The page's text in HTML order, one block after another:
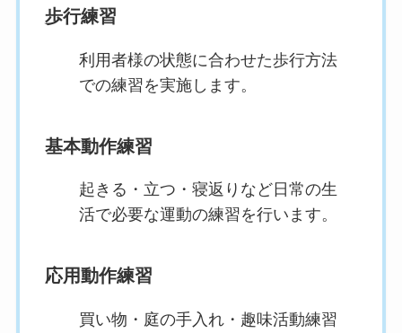
歩行練習
利用者様の状態に合わせた歩行方法
での練習を実施します。
基本動作練習
起きる・立つ・寝返りなど日常の生
活で必要な運動の練習を行います。
応用動作練習
買い物・庭の手入れ・趣味活動練習